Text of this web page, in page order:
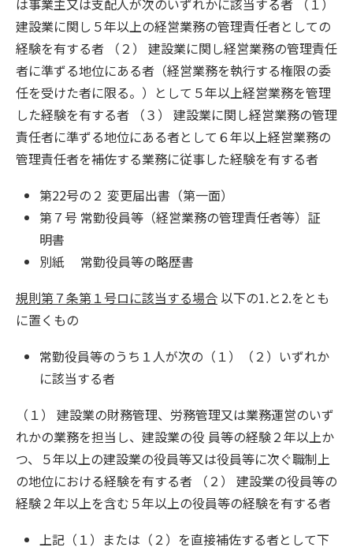
は事業主又は支配人が次のいずれかに該当する者 （１）
建設業に関し５年以上の経営業務の管理責任者としての
経験を有する者 （２） 建設業に関し経営業務の管理責任
者に準ずる地位にある者（経営業務を執行する権限の委
任を受けた者に限る。）として５年以上経営業務を管理
した経験を有する者 （３） 建設業に関し経営業務の管理
責任者に準ずる地位にある者として６年以上経営業務の
管理責任者を補佐する業務に従事した経験を有する者
第22号の２ 変更届出書（第一面）
第７号 常勤役員等（経営業務の管理責任者等）証
明書
別紙 常勤役員等の略歴書
規則第７条第１号ロに該当する場合 以下の1.と2.をとも
に置くもの
常勤役員等のうち１人が次の（１）（２）いずれか
に該当する者
（１） 建設業の財務管理、労務管理又は業務運営のいず
れかの業務を担当し、建設業の役 員等の経験２年以上か
つ、５年以上の建設業の役員等又は役員等に次ぐ職制上
の地位における経験を有する者 （２） 建設業の役員等の
経験２年以上を含む５年以上の役員等の経験を有する者
上記（１）または（２）を直接補佐する者として下